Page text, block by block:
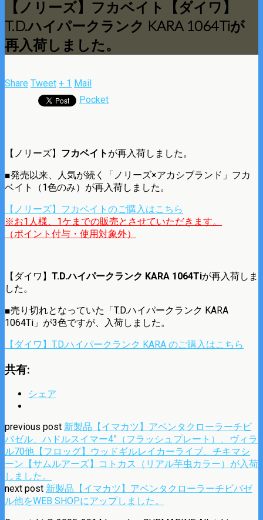
【ノリーズ】フカベイト【ダイワ】
T.D.ハイパークランク KARA 1064Tiが
再入荷しました。
Share Tweet + 1 Mail
Pocket
【ノリーズ】 フカベイト が再入荷しました。
■発売以来、人気が続く「ノリーズ×アカシブランド」フカ
ベイト（1色のみ）が再入荷しました。
【ノリーズ】フカベイトのご購入はこちら
※お1人様、1ケまでの販売とさせていただきます。
（ポイント付与・使用対象外）
【ダイワ】 T.D.ハイパークランク KARA 1064Tiが再入荷しま
した。
■売り切れとなっていた「T.D.ハイパークランク KARA
1064Ti」が3色ですが、入荷しました。
【ダイワ】T.D.ハイパークランク KARA のご購入はこちら
共有:
シェア
previous post 新製品【イマカツ】アベンタクローラーチビ
バゼル、ハドルスイマー4”（フラッシュプレート）、ヴィラ
ル70他【フロッグ】ウッドギルレイカーライブ、チキマシ
ーン【サムルアーズ】コトカス（リアル芋虫カラー）が入荷
しました。
next post 新製品【イマカツ】アベンタクローラーチビバゼ
ル他をWEB SHOPにアップしました。